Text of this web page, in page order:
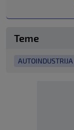
Teme
AUTOINDUSTRIJA